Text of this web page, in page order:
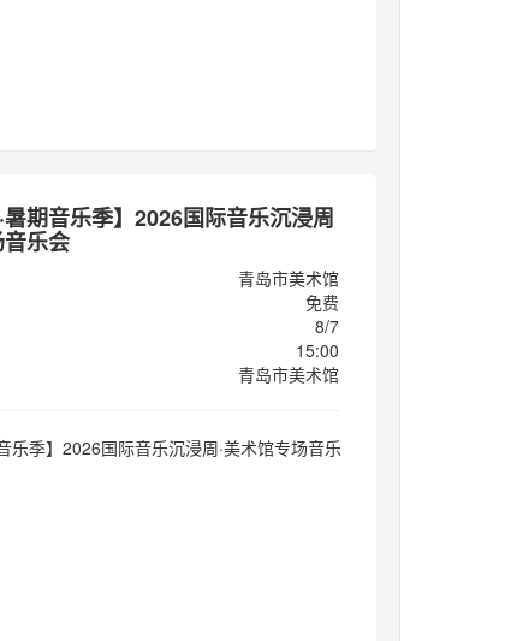
·暑期音乐季】2026国际音乐沉浸周
音乐会
青岛市美术馆
免费
8/7
15:00
青岛市美术馆
乐季】2026国际音乐沉浸周·美术馆专场音乐